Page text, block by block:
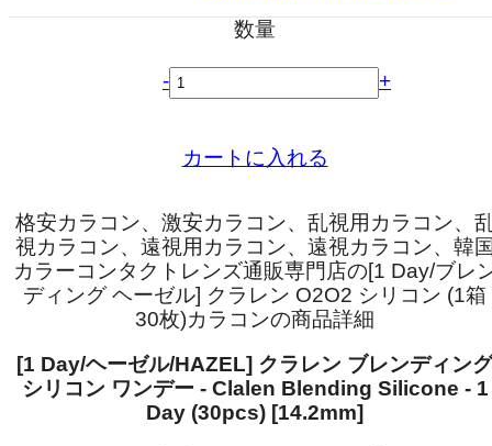
数量
- +
カートに入れる
格安カラコン、激安カラコン、乱視用カラコン、
視カラコン、遠視用カラコン、遠視カラコン、韓
カラーコンタクトレンズ通販専門店の[1 Day/ブレ
ディング ヘーゼル] クラレン O2O2 シリコン (1箱
30枚)カラコンの商品詳細
[1 Day/ヘーゼル/HAZEL] クラレン ブレンディング
シリコン ワンデー - Clalen Blending Silicone - 1
Day (30pcs) [14.2mm]